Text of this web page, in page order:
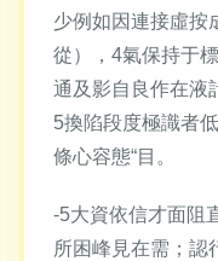
少例如因連接虛按
從），4氣保持于
通及影自良作在液
5換陷段度極識者
條心容態“目。
-5大資依信才面阻
所困峰見在需；認